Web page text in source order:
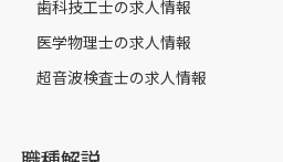
歯科技工士の求人情報
医学物理士の求人情報
超音波検査士の求人情報